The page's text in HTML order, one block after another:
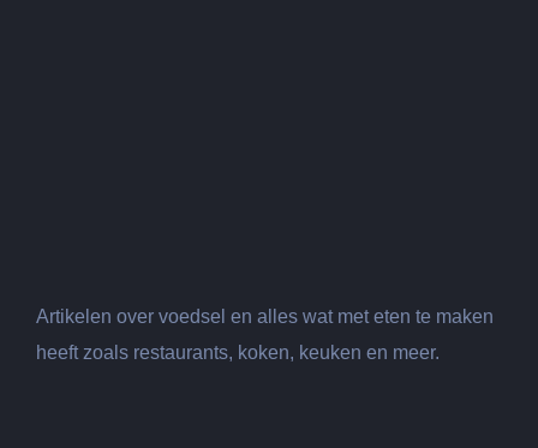
Artikelen over voedsel en alles wat met eten te maken
heeft zoals restaurants, koken, keuken en meer.